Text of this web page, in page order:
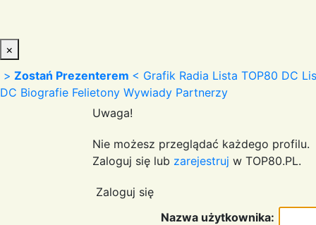
×
> Zostań Prezenterem < Grafik Radia Lista TOP80 DC
DC Biografie Felietony Wywiady Partnerzy
Uwaga!
Nie możesz przeglądać każdego profilu.
Zaloguj się lub zarejestruj w TOP80.PL.
Zaloguj się
Nazwa użytkownika: